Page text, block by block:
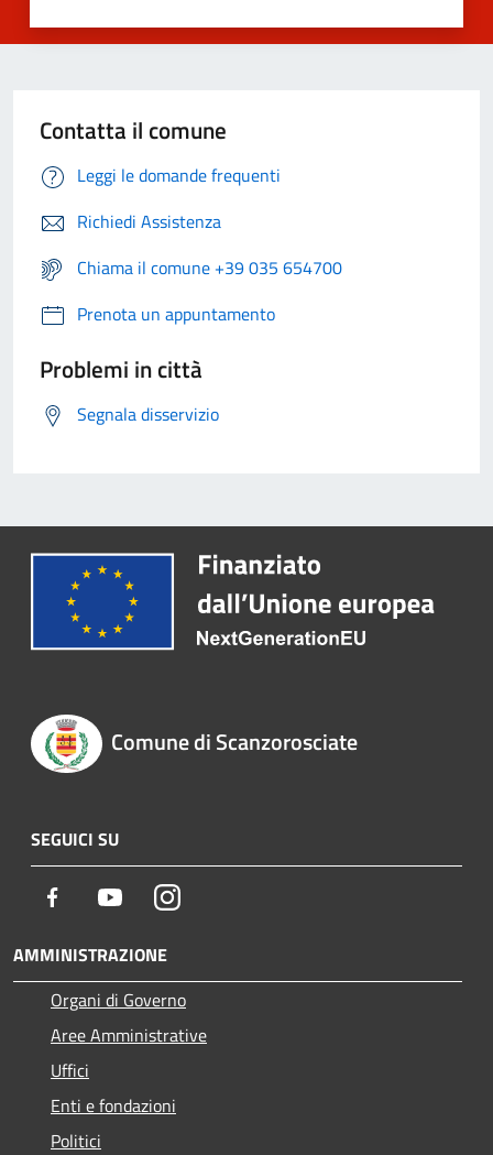
Contatta il comune
Leggi le domande frequenti
Richiedi Assistenza
Chiama il comune +39 035 654700
Prenota un appuntamento
Problemi in città
Segnala disservizio
Comune di Scanzorosciate
SEGUICI SU
Facebook YoutubeInstagram
AMMINISTRAZIONE
Organi di Governo
Aree Amministrative
Uffici
Enti e fondazioni
Politici